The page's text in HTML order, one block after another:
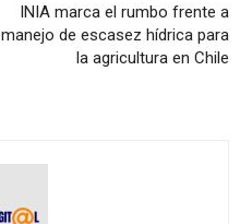
INIA marca el rumbo frente a
manejo de escasez hídrica para
la agricultura en Chile